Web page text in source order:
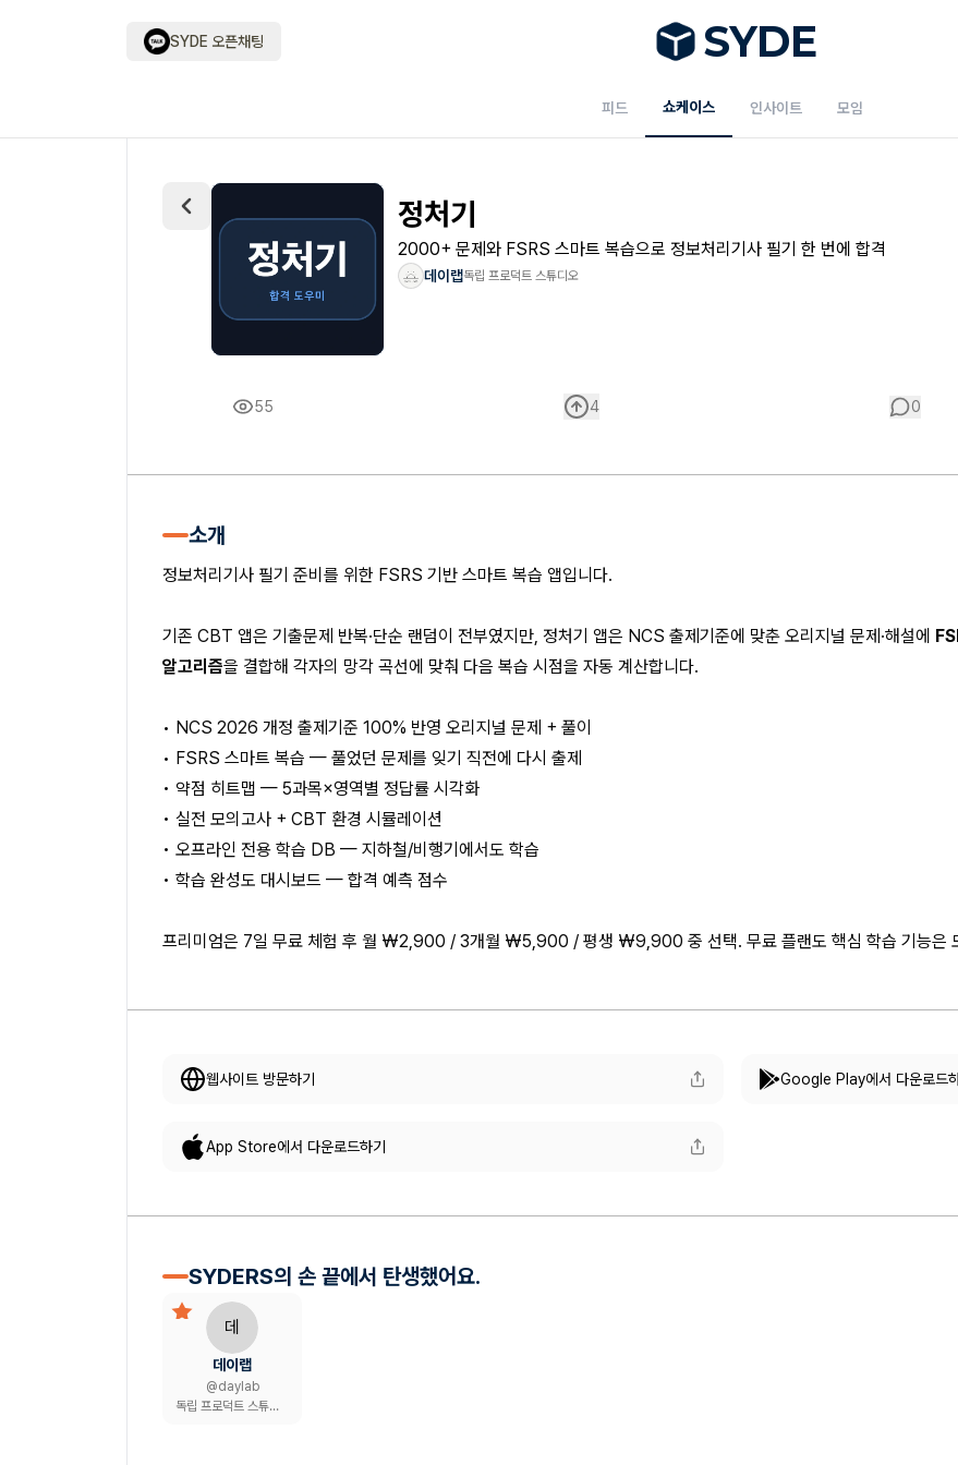
SYDE 오픈채팅 SYDE
피드 쇼케이스 인사이트 모임
정처기
2000+ 문제와 FSRS 스마트 복습으로 정보처리기사 필기 한 번에 합격
데이랩독립 프로덕트 스튜디오
55 4 0
소개
정보처리기사 필기 준비를 위한 FSRS 기반 스마트 복습 앱입니다.
기존 CBT 앱은 기출문제 반복·단순 랜덤이 전부였지만, 정처기 앱은 NCS 출제기준에 맞춘 오리지널 문제·해설에
알고리즘을 결합해 각자의 망각 곡선에 맞춰 다음 복습 시점을 자동 계산합니다.
• NCS 2026 개정 출제기준 100% 반영 오리지널 문제 + 풀이
• FSRS 스마트 복습 — 풀었던 문제를 잊기 직전에 다시 출제
• 약점 히트맵 — 5과목×영역별 정답률 시각화
• 실전 모의고사 + CBT 환경 시뮬레이션
• 오프라인 전용 학습 DB — 지하철/비행기에서도 학습
• 학습 완성도 대시보드 — 합격 예측 점수
프리미엄은 7일 무료 체험 후 월 ₩2,900 / 3개월 ₩5,900 / 평생 ₩9,900 중 선택. 무료 플랜도 핵심 학습 기능은
웹사이트 방문하기 Google Play에서 다운로드
App Store에서 다운로드하기
SYDERS의 손 끝에서 탄생했어요.
데
데이랩
@daylab
독립 프로덕트 스튜디오